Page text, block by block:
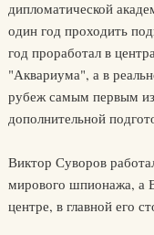
дипломатической
один год проходить
год проработал в
"Аквариума", а в
рубеж самым первым из
дополнительной
Виктор Суворов
мирового шпионажа, а
центре, в главной его